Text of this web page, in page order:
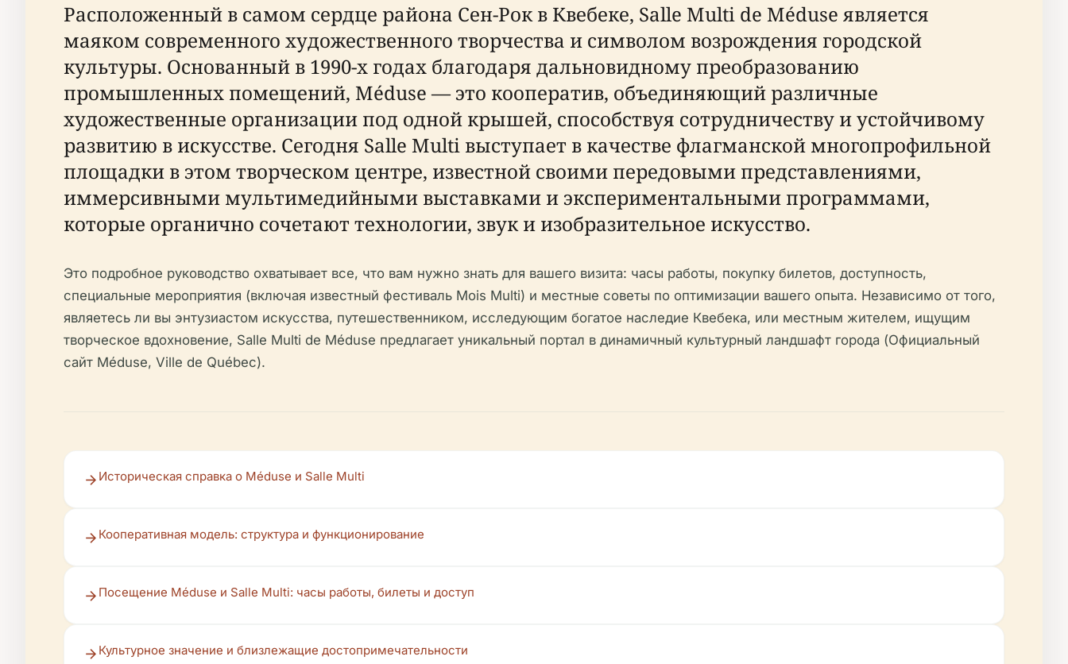
Расположенный в самом сердце района Сен-Рок в Квебеке, Salle Multi de Méduse является
маяком современного художественного творчества и символом возрождения городской
культуры. Основанный в 1990-х годах благодаря дальновидному преобразованию
промышленных помещений, Méduse — это кооператив, объединяющий различные
художественные организации под одной крышей, способствуя сотрудничеству и устойчивому
развитию в искусстве. Сегодня Salle Multi выступает в качестве флагманской многопрофильной
площадки в этом творческом центре, известной своими передовыми представлениями,
иммерсивными мультимедийными выставками и экспериментальными программами,
которые органично сочетают технологии, звук и изобразительное искусство.
Это подробное руководство охватывает все, что вам нужно знать для вашего визита: часы работы, покупку билетов, доступность,
специальные мероприятия (включая известный фестиваль Mois Multi) и местные советы по оптимизации вашего опыта. Независимо от того,
являетесь ли вы энтузиастом искусства, путешественником, исследующим богатое наследие Квебека, или местным жителем, ищущим
творческое вдохновение, Salle Multi de Méduse предлагает уникальный портал в динамичный культурный ландшафт города (Официальный
сайт Méduse, Ville de Québec).
Историческая справка о Méduse и Salle Multi
Кооперативная модель: структура и функционирование
Посещение Méduse и Salle Multi: часы работы, билеты и доступ
Культурное значение и близлежащие достопримечательности